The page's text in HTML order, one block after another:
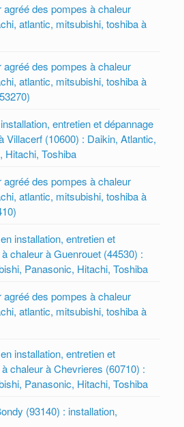
agréé des pompes à chaleur
atlantic, mitsubishi, toshiba à
agréé des pompes à chaleur
atlantic, mitsubishi, toshiba à
entretien et dépannage
Villacerf (10600) : Daikin, Atlantic,
Hitachi, Toshiba
agréé des pompes à chaleur
atlantic, mitsubishi, toshiba à
installation, entretien et
chaleur à Guenrouet (44530) :
Panasonic, Hitachi, Toshiba
agréé des pompes à chaleur
atlantic, mitsubishi, toshiba à
installation, entretien et
chaleur à Chevrieres (60710) :
Panasonic, Hitachi, Toshiba
(93140) : installation,